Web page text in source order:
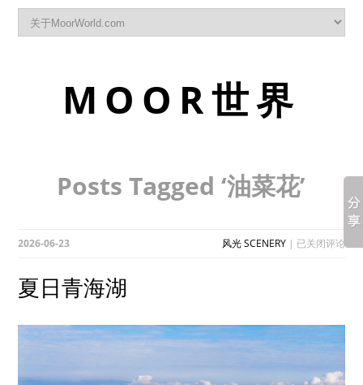
MOOR世界
Posts Tagged ‘油菜花’
2026-06-23 风光 SCENERY| 夏
已关闭评论
夏日青海湖